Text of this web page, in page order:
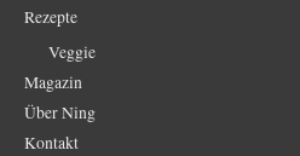
Rezepte
Veggie
Magazin
Über Ning
Kontakt